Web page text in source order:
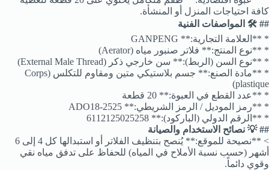
كافة احتياجات المنزل أو المنشأة.
## 🛠️ المواصفات الفنية
* **العلامة التجارية:** GANPENG
* **نوع المنتج:** فلاتر صنبور مياه (Aerator)
* **نوع السن (الربط):** سن خارجي ذكر (External Male Thread)
* **مادة الصنع:** جسم بلاستيكي متين ومقاوم للتكلس (Corps
plastique)
* **عدد القطع في العبوة:** 20 قطعة
* **رمز الموديل / الرمز الشريطي:** ADO18-2525
* **الرقم الدولي (الباركود):** 6112125025258
## 💡 نصائح الاستخدام والصيانة
> **نصيحة للموقع:** يُنصح بتنظيف الفلاتر أو استبدالها كل 4 إلى 6
أشهر (حسب نسبة الأملاح في المياه) للحفاظ على تدفق مياه نقي
وقوي دائماً.